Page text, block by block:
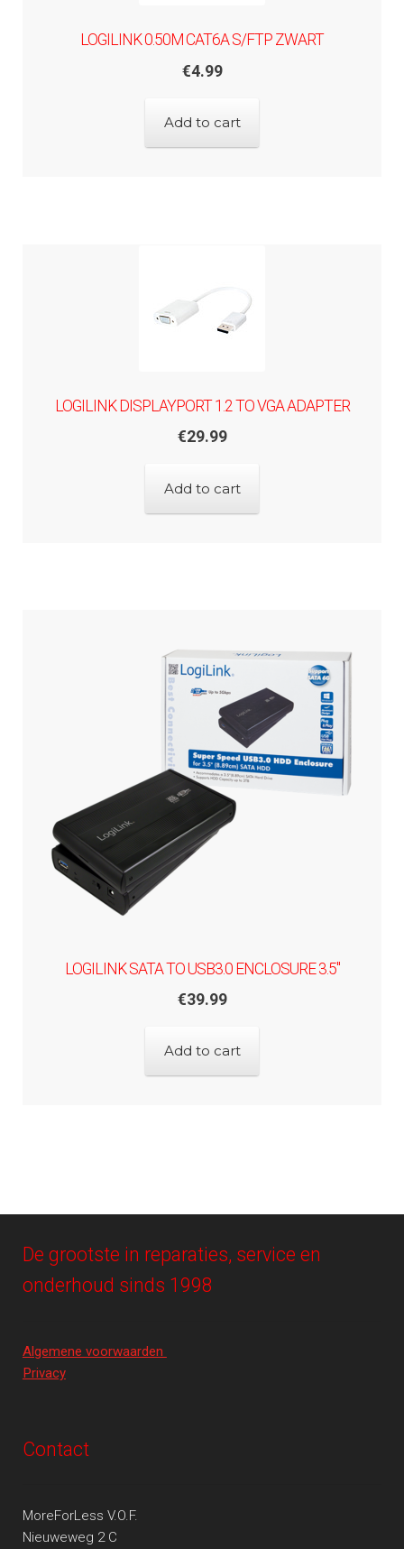
LOGILINK 0.50M CAT6A S/FTP ZWART
€4.99
Add to cart
LOGILINK DISPLAYPORT 1.2 TO VGA ADAPTER
€29.99
Add to cart
LOGILINK SATA TO USB3.0 ENCLOSURE 3.5"
€39.99
Add to cart
De grootste in reparaties, service en
onderhoud sinds 1998
Algemene voorwaarden
Privacy
Contact
MoreForLess V.O.F.
Nieuweweg 2 C